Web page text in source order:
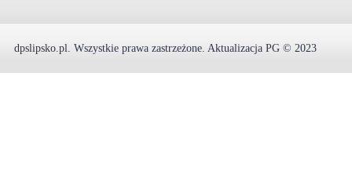
dpslipsko.pl. Wszystkie prawa zastrzeżone. Aktualizacja PG © 2023